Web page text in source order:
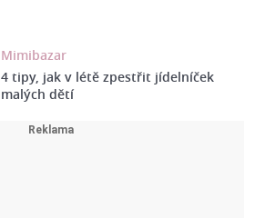
Mimibazar
4 tipy, jak v létě zpestřit jídelníček
malých dětí